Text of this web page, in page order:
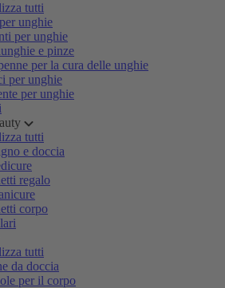
tutti
unghie
per unghie
e pinze
per la cura delle unghie
per unghie
per unghie
tutti
e doccia
regalo
corpo
tutti
da doccia
per il corpo